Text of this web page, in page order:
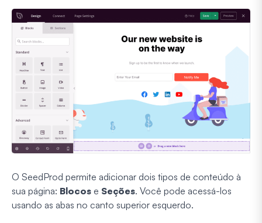
O SeedProd permite adicionar dois tipos de conteúdo à
sua página: Blocos e Seções. Você pode acessá-los
usando as abas no canto superior esquerdo.